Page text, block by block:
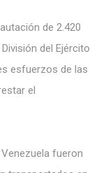
de 2.420
del Ejército
esfuerzos de las
el
fueron